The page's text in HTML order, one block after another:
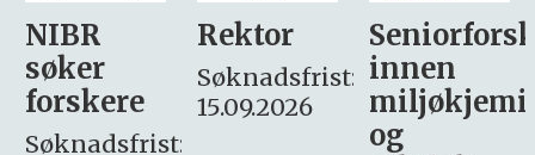
Rektor
Søknadsfrist:
15.09.2026
Seniorforsker
innen
miljøkjemi
søker
– fast